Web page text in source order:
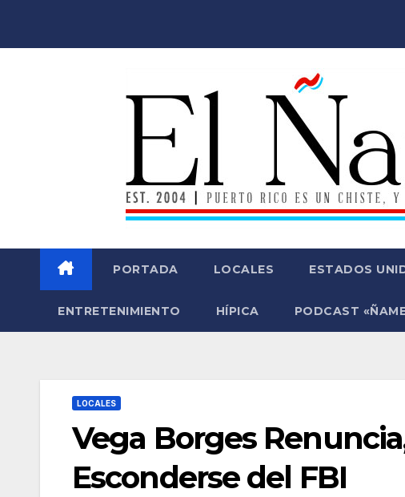
PORTADA LOCALES ESTADOS
ENTRETENIMIENTO HÍPICA PODCAST
LOCALES
Vega Borges
Esconderse del FBI